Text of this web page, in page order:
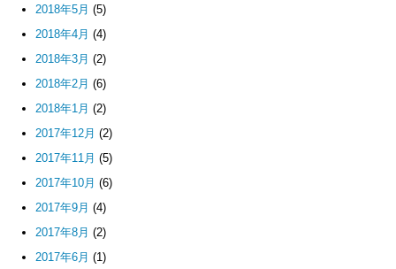
2018年5月 (5)
2018年4月 (4)
2018年3月 (2)
2018年2月 (6)
2018年1月 (2)
2017年12月 (2)
2017年11月 (5)
2017年10月 (6)
2017年9月 (4)
2017年8月 (2)
2017年6月 (1)